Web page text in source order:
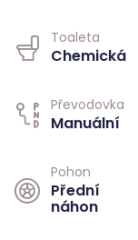
Toaleta
Chemická
Převodovka
Manuální
Pohon
Přední
náhon